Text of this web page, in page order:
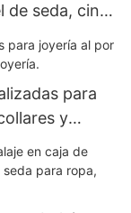
de seda, cinta
para
y